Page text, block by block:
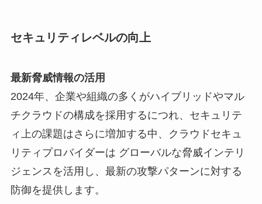
セキュリティレベルの向上
最新脅威情報の活用
2024年、企業や組織の多くがハイブリッドやマル
チクラウドの構成を採用するにつれ、セキュリテ
ィ上の課題はさらに増加する中、クラウドセキュ
リティプロバイダーは グローバルな脅威インテリ
ジェンスを活用し、最新の攻撃パターンに対する
防御を提供します。